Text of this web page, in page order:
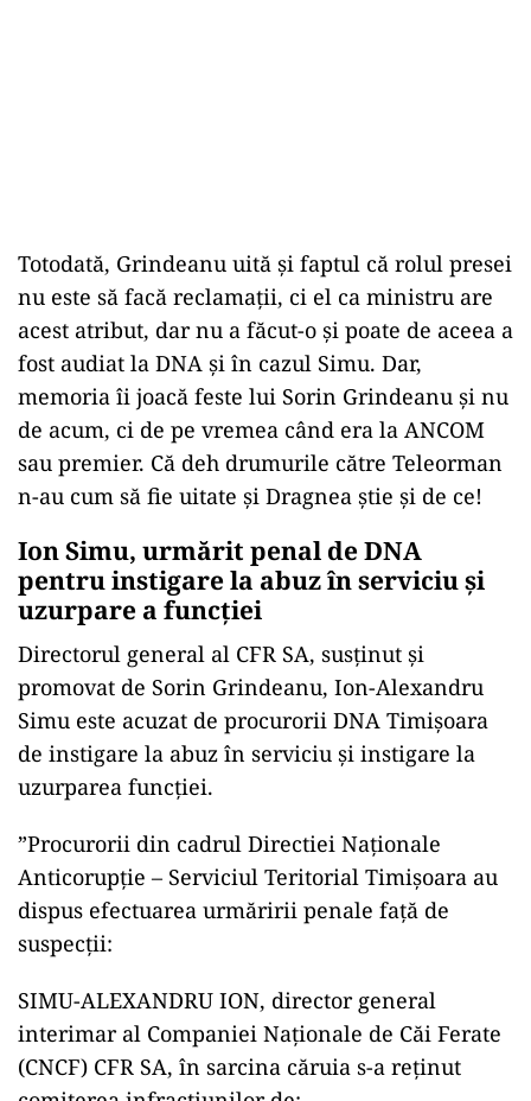
Totodată, Grindeanu uită și faptul că rolul presei
nu este să facă reclamații, ci el ca ministru are
acest atribut, dar nu a făcut-o și poate de aceea a
fost audiat la DNA și în cazul Simu. Dar,
memoria îi joacă feste lui Sorin Grindeanu și nu
de acum, ci de pe vremea când era la ANCOM
sau premier. Că deh drumurile către Teleorman
n-au cum să fie uitate și Dragnea știe și de ce!
Ion Simu, urmărit penal de DNA
pentru instigare la abuz în serviciu și
uzurpare a funcției
Directorul general al CFR SA, susținut și
promovat de Sorin Grindeanu, Ion-Alexandru
Simu este acuzat de procurorii DNA Timișoara
de instigare la abuz în serviciu și instigare la
uzurparea funcției.
”Procurorii din cadrul Directiei Naționale
Anticorupție – Serviciul Teritorial Timișoara au
dispus efectuarea urmăririi penale față de
suspecții:
SIMU-ALEXANDRU ION, director general
interimar al Companiei Naționale de Căi Ferate
(CNCF) CFR SA, în sarcina căruia s-a reținut